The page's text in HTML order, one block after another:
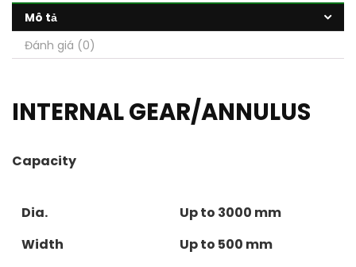
Mô tả
Đánh giá (0)
INTERNAL GEAR/ANNULUS
Capacity
Dia.
Up to 3000 mm
Width
Up to 500 mm